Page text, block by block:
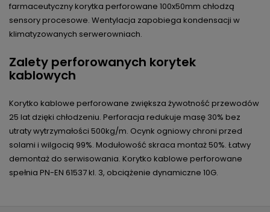
farmaceutyczny korytka perforowane 100x50mm chłodzą
sensory procesowe. Wentylacja zapobiega kondensacji w
klimatyzowanych serwerowniach.
Zalety perforowanych korytek
kablowych
Korytko kablowe perforowane zwiększa żywotność przewodów
25 lat dzięki chłodzeniu. Perforacja redukuje masę 30% bez
utraty wytrzymałości 500kg/m. Ocynk ogniowy chroni przed
solami i wilgocią 99%. Modułowość skraca montaż 50%. Łatwy
demontaż do serwisowania. Korytko kablowe perforowane
spełnia PN-EN 61537 kl. 3, obciążenie dynamiczne 10G.